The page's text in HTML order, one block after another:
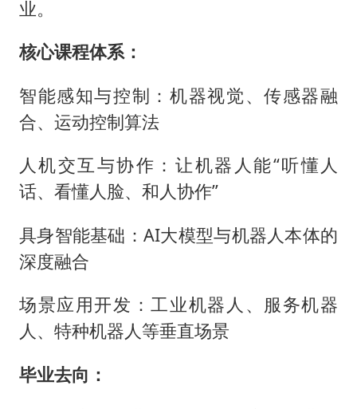
业。
核心课程体系：
智能感知与控制：机器视觉、传感器融
合、运动控制算法
人机交互与协作：让机器人能“听懂人
话、看懂人脸、和人协作”
具身智能基础：AI大模型与机器人本体的
深度融合
场景应用开发：工业机器人、服务机器
人、特种机器人等垂直场景
毕业去向：